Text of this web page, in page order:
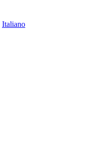
Italiano